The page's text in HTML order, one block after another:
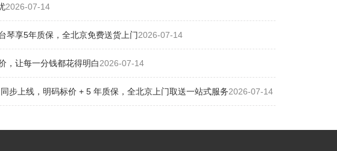
2026-07-14
琴享5年质保，全北京免费送货上门2026-07-14
，让每一分钱都花得明白2026-07-14
步上线，明码标价 + 5 年质保，全北京上门取送一站式服务2026-07-14